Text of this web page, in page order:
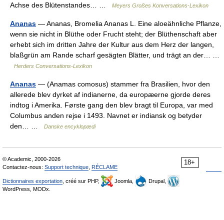
Achse des Blütenstandes… …
Meyers Großes Konversations-Lexikon
Ananas — Ananas, Bromelia Ananas L. Eine aloeähnliche Pflanze,
wenn sie nicht in Blüthe oder Frucht steht; der Blüthenschaft aber
erhebt sich im dritten Jahre der Kultur aus dem Herz der langen,
blaßgrün am Rande scharf gesägten Blätter, und trägt an der… …
Herders Conversations-Lexikon
Ananas — (Anamas comosus) stammer fra Brasilien, hvor den
allerede blev dyrket af indianerne, da europæerne gjorde deres
indtog i Amerika. Første gang den blev bragt til Europa, var med
Columbus anden rejse i 1493. Navnet er indiansk og betyder
den… …
Danske encyklopædi
18+
© Academic, 2000-2026
Contactez-nous: Support technique RÉCLAME
Dictionnaires exportation , créé sur PHP, Joomla,
Drupal,
WordPress, MODx.